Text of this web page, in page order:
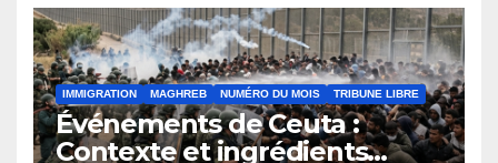
IMMIGRATION MAGHREB NUMÉRO DU MOIS TRIBUNE LIBRE
Événements de Ceuta :
Contexte et ingrédients